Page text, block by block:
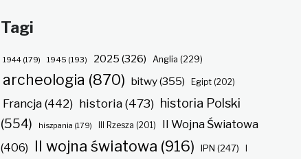
Tagi
1944(179) 1945 (193) 2025 (326) Anglia (229)
archeologia (870) bitwy(355) Egipt(202)
Francja(442) historia(473) historia Polski
(554)
hiszpania (179) III Rzesza (201)
II Wojna Światowa
(406) II wojna światowa (916) IPN (247)